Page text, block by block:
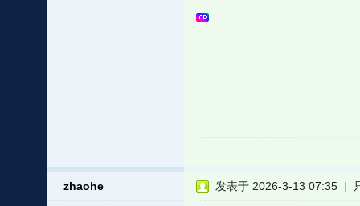
zhaohe 发表于 2026-3-13 07:35 |